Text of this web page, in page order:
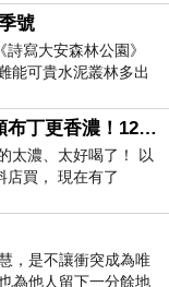
」也是問題。
，除有場內場
與成員也較複
成退場或「轉
，以及凱道五
、鴿派都能感
號
寫大安森林公園》
能可貴水泥叢林多出
酪梨牛奶食譜｜加一顆布丁更香濃！120秒完成飲料店級酪梨奶昔｜imami 旗艦豆漿機
太濃、太好喝了！ 以
店買， 現在有了
慧養生豆漿機，
，是不讓衝突成為唯
為他人留下一分餘地